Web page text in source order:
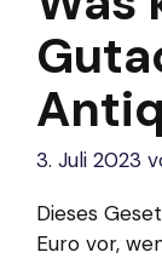
3. Juli 2023
Dieses
Euro vor,